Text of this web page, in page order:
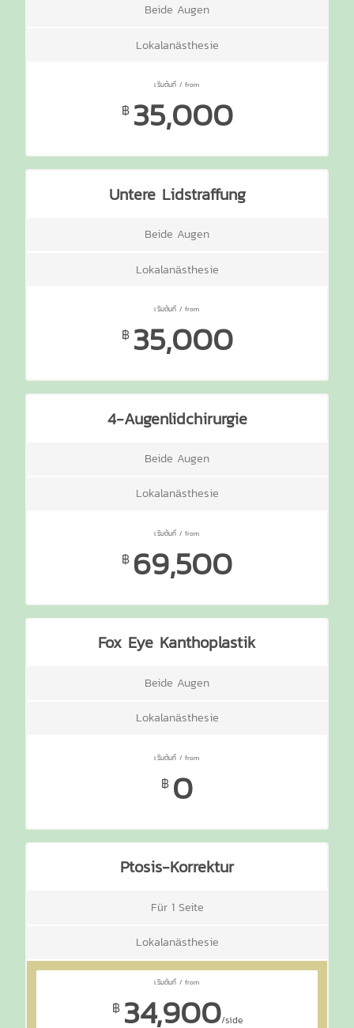
Beide Augen
Lokalanästhesie
฿ 35,000
Untere Lidstraffung
Beide Augen
Lokalanästhesie
฿ 35,000
4-Augenlidchirurgie
Beide Augen
Lokalanästhesie
฿ 69,500
Fox Eye Kanthoplastik
Beide Augen
Lokalanästhesie
฿ 0
Ptosis-Korrektur
Für 1 Seite
Lokalanästhesie
฿ 34,900/side